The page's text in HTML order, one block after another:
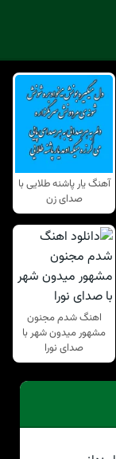
آهنگ یار پاشنه طلایی با
صدای زن
اهنگ شدم مجنون
مشهور میدون شهر با
صدای نورا